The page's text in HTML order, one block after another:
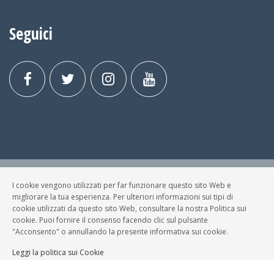
Seguici
© FESTA DELLA MUSICA BRESCIA Tutti i Diritti Riservati.
Privacy Policy
| Cookies
P. Iva e C.F.: 03699200980
I cookie vengono utilizzati per far funzionare questo sito Web e
migliorare la tua esperienza. Per ulteriori informazioni sui tipi di
cookie utilizzati da questo sito Web, consultare la nostra Politica sui
cookie. Puoi fornire il consenso facendo clic sul pulsante
"Acconsento" o annullando la presente informativa sui cookie.
Leggi la politica sui Cookie